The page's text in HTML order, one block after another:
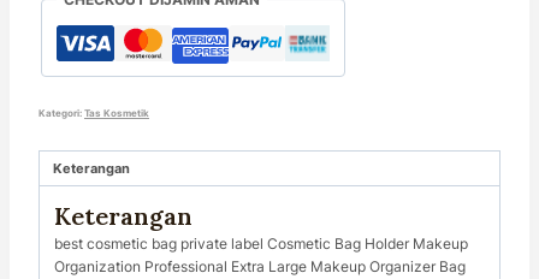
Kategori: Tas Kosmetik
Keterangan
Keterangan
best cosmetic bag private label Cosmetic Bag Holder Makeup
Organization Professional Extra Large Makeup Organizer Bag